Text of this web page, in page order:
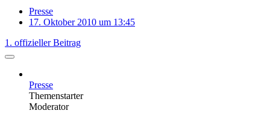
Presse
17. Oktober 2010 um 13:45
1. offizieller Beitrag
Presse
Themenstarter
Moderator